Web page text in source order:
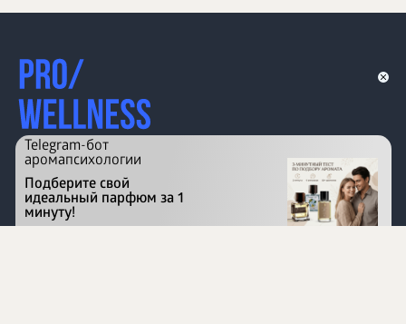
Перейти на сайт
Telegram-бот
аромапсихологии
Подберите свой
идеальный парфюм за 1
минуту!